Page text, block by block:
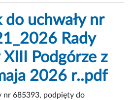
do uchwały nr
Rady
XIII Podgórze z
2026 r..pdf
nr 685393, podpięty do